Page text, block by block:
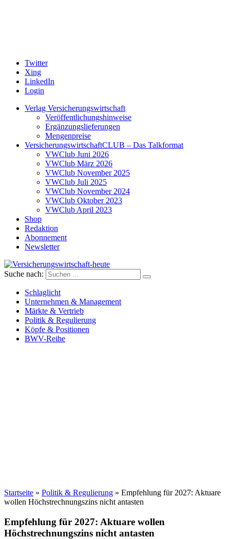
Twitter
Xing
LinkedIn
Login
Verlag Versicherungswirtschaft
Veröffentlichungshinweise
Ergänzungslieferungen
Mengenpreise
VersicherungswirtschaftCLUB – Das Talkformat
VWClub Juni 2026
VWClub März 2026
VWClub November 2025
VWClub Juli 2025
VWClub November 2024
VWClub Oktober 2023
VWClub April 2023
Shop
Redaktion
Abonnement
Newsletter
Versicherungswirtschaft-heute
Suche nach:
Schlaglicht
Unternehmen & Management
Märkte & Vertrieb
Politik & Regulierung
Köpfe & Positionen
BWV-Reihe
Startseite » Politik & Regulierung » Empfehlung für 2027: Aktuare
wollen Höchstrechnungszins nicht antasten
Empfehlung für 2027: Aktuare wollen
Höchstrechnungszins nicht antasten